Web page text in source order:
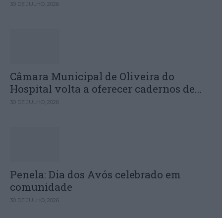
30 DE JULHO, 2026
Câmara Municipal de Oliveira do
Hospital volta a oferecer cadernos de...
30 DE JULHO, 2026
Penela: Dia dos Avós celebrado em
comunidade
30 DE JULHO, 2026